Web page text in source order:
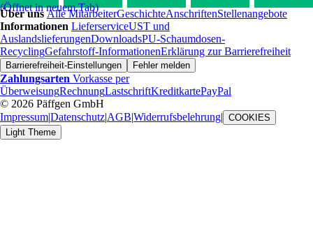
(Öffnet in neuem Tab)
Über unsAlle MitarbeiterGeschichteAnschriftenStellenangebote
Informationen LieferserviceUST und
AuslandslieferungenDownloadsPU-Schaumdosen-
RecyclingGefahrstoff-InformationenErklärung zur Barrierefreiheit
Barrierefreiheit-Einstellungen Fehler melden
Zahlungsarten Vorkasse per
ÜberweisungRechnungLastschriftKreditkartePayPal
© 2026 Päffgen GmbH
Impressum|Datenschutz|AGB|Widerrufsbelehrung| COOKIES
Light Theme